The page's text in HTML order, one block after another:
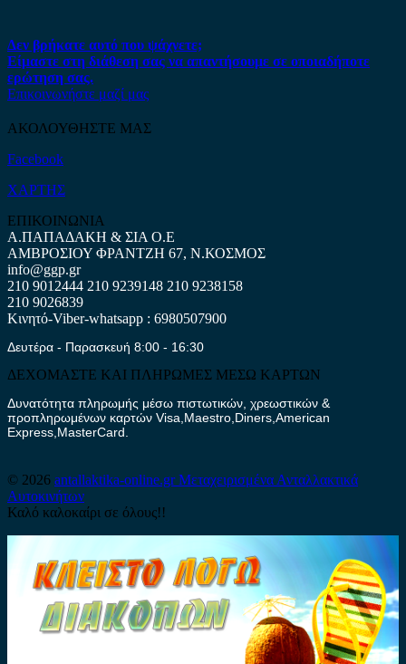
Δεν βρήκατε αυτό που ψάχνετε;
Είμαστε στη διάθεση σας να απαντήσουμε σε οποιαδήποτε
ερώτηση σας.
Επικοινωνήστε μαζί μας
ΑΚΟΛΟΥΘΗΣΤΕ ΜΑΣ
Facebook
ΧΑΡΤΗΣ
ΕΠΙΚΟΙΝΩΝΙΑ
Α.ΠΑΠΑΔΑΚΗ & ΣΙΑ Ο.Ε
ΑΜΒΡΟΣΙΟΥ ΦΡΑΝΤΖΗ 67, Ν.ΚΟΣΜΟΣ
info@ggp.gr
210 9012444 210 9239148 210 9238158
210 9026839
Κινητό-Viber-whatsapp : 6980507900
Δευτέρα - Παρασκευή 8:00 - 16:30
ΔΕΧΟΜΑΣΤΕ ΚΑΙ ΠΛΗΡΩΜΕΣ ΜΕΣΩ ΚΑΡΤΩΝ
Δυνατότητα πληρωμής μέσω πιστωτικών, χρεωστικών &
προπληρωμένων καρτών Visa,Maestro,Diners,American
Express,MasterCard.
© 2026 antallaktika-online.grΜεταχειρισμένα Ανταλλακτικά
Αυτοκινήτων
Καλό καλοκαίρι σε όλους!!